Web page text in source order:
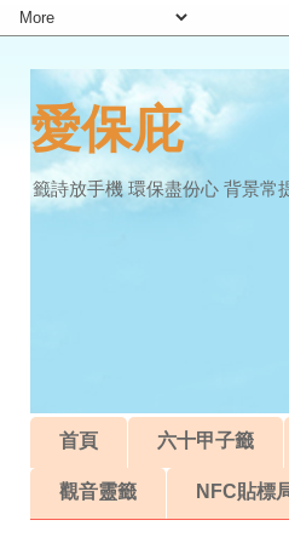
愛保庇
籤詩放手機 環保盡份心 背景常
首頁 六十甲子籤
觀音靈籤 NFC貼標